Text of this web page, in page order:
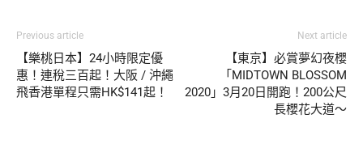
Previous article
【樂桃日本】24小時限定優
惠！連稅三百起！大阪 / 沖繩
飛香港單程只需HK$141起！
Next article
【東京】必賞夢幻夜櫻
「MIDTOWN BLOSSOM
2020」3月20日開跑！200公尺
長櫻花大道～